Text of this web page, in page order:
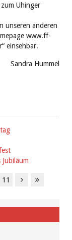
Uhinger
unseren anderen
www.ff-
einsehbar.
Sandra Hummel
11